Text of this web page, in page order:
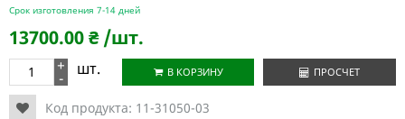
Срок изготовления 7-14 дней
13700.00₴ /шт.
+
- шт. В КОРЗИНУ ПРОСЧЕТ
Код продукта: 11-31050-03